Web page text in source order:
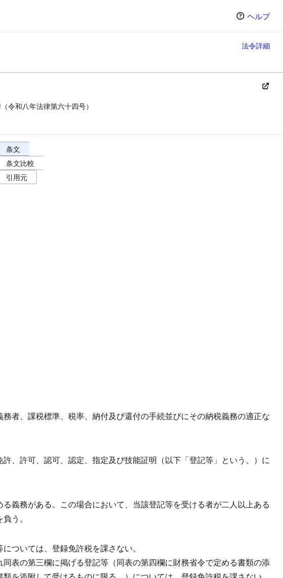
ヘルプ
法令詳細
（令和八年法律第六十四号）
条文表示オプション（選択すると条文の表示方法が変わります）
条文
条文比較
引用元
者、課税標準、税率、納付及び還付の手続並びにその納税義務の適正な
、許可、認可、認定、指定及び技能証明（以下「登記等」という。）に
義務がある。 この場合において、当該登記等を受ける者が二人以上ある
う。
ついては、登録免許税を課さない。
表の第三欄に掲げる登記等（同表の第四欄に財務省令で定める書類の添